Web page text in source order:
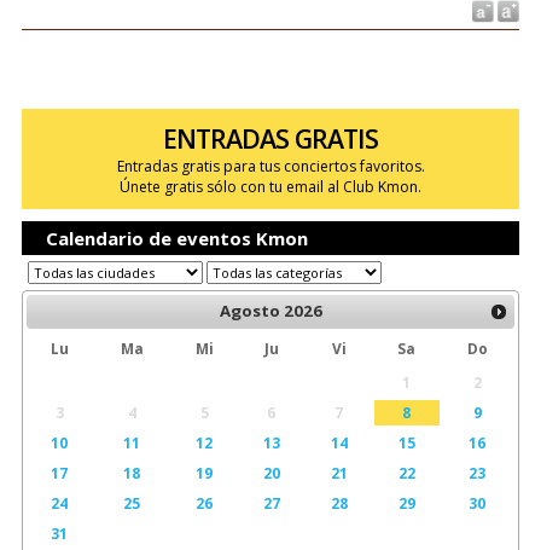
ENTRADAS GRATIS
Entradas gratis para tus conciertos favoritos.
Únete gratis sólo con tu email al Club Kmon.
Calendario de eventos Kmon
Agosto 2026
Lu Ma Mi Ju Vi Sa
Do
1
2
3
4 5 6 7 8
9
10
11 12 13 14 15
16
17
18 19 20 21 22
23
24
25 26 27 28 29
30
31